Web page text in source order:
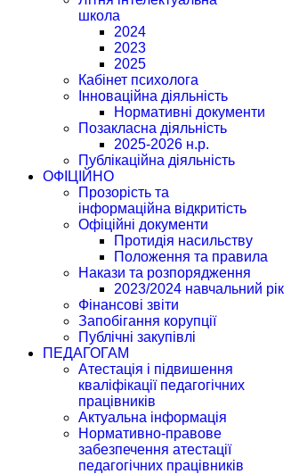
школа
2024
2023
2025
Кабінет психолога
Інноваційна діяльність
Нормативні документи
Позакласна діяльність
2025-2026 н.р.
Публікаційна діяльність
ОФІЦІЙНО
Прозорість та
інформаційна відкритість
Офіційні документи
Протидія насильству
Положення та правила
Накази та розпорядження
2023/2024 навчальний рік
Фінансові звіти
Запобігання корупції
Публічні закупівлі
ПЕДАГОГАМ
Атестація і підвишення
кваліфікації педагогічних
працівників
Актуальна інформація
Нормативно-правове
забезпечення атестації
педагогічних працівників